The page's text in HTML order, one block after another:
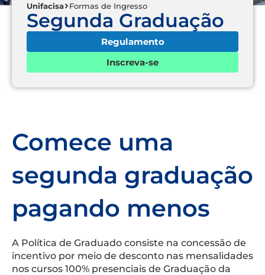
Unifacisa Formas de Ingresso
Segunda Graduação
Regulamento
Inscreva-se
Comece uma
segunda graduação
pagando menos
A Política de Graduado consiste na concessão de
incentivo por meio de desconto nas mensalidades
nos cursos 100% presenciais de Graduação da